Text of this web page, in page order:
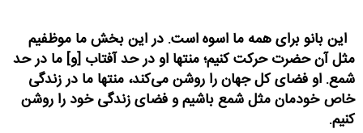
این بانو برای همه ما اسوه است. در این بخش ما موظفیم
مثل آن حضرت حرکت کنیم؛ منتها او در حد آفتاب [و] ما در حد
شمع. او فضای کل جهان را روشن می‌کند، منتها ما در زندگی
خاص خودمان مثل شمع باشیم و فضای زندگی خود را روشن
کنیم.